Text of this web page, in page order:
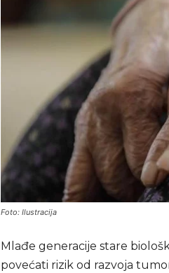
Foto: Ilustracija
Mlađe generacije stare
povećati rizik od razvoja